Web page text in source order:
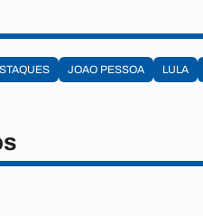
JOAO PESSOA LULA